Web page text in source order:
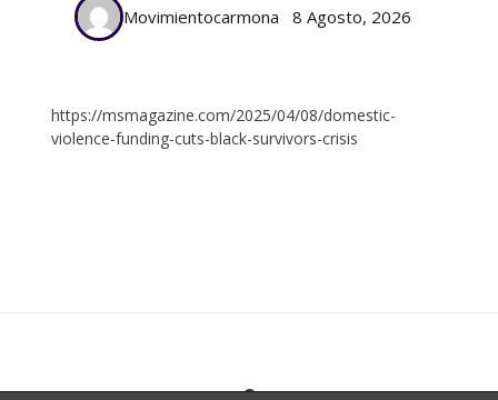
Movimientocarmona 8 Agosto, 2026
https://msmagazine.com/2025/04/08/domestic-
violence-funding-cuts-black-survivors-crisis